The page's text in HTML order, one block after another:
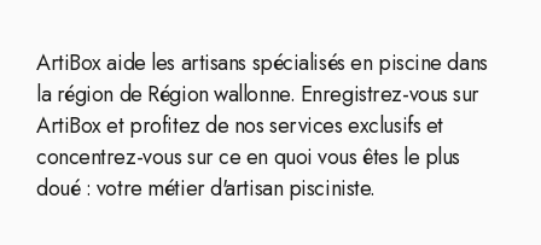
ArtiBox aide les artisans spécialisés en piscine dans
la région de Région wallonne. Enregistrez-vous sur
ArtiBox et profitez de nos services exclusifs et
concentrez-vous sur ce en quoi vous êtes le plus
doué : votre métier d'artisan pisciniste.